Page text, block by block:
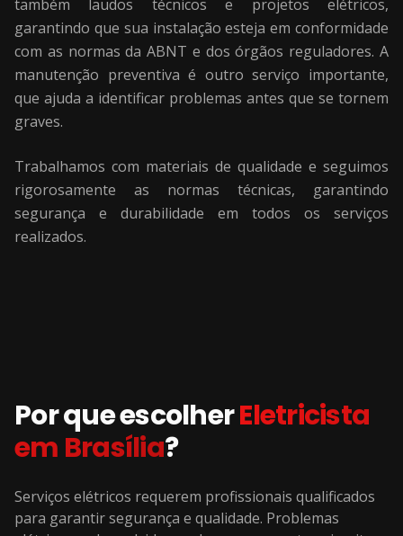
também laudos técnicos e projetos elétricos,
garantindo que sua instalação esteja em conformidade
com as normas da ABNT e dos órgãos reguladores. A
manutenção preventiva é outro serviço importante,
que ajuda a identificar problemas antes que se tornem
graves.
Trabalhamos com materiais de qualidade e seguimos
rigorosamente as normas técnicas, garantindo
segurança e durabilidade em todos os serviços
realizados.
Por que escolherEletricista
em Brasília?
Serviços elétricos requerem profissionais qualificados
para garantir segurança e qualidade. Problemas